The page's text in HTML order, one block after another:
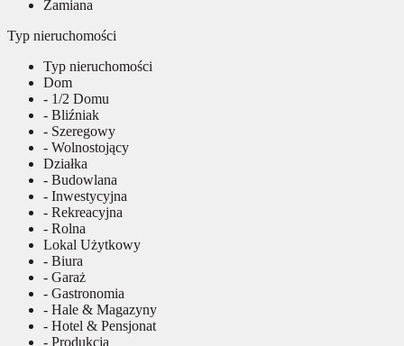
Zamiana
Typ nieruchomości
Typ nieruchomości
Dom
- 1/2 Domu
- Bliźniak
- Szeregowy
- Wolnostojący
Działka
- Budowlana
- Inwestycyjna
- Rekreacyjna
- Rolna
Lokal Użytkowy
- Biura
- Garaż
- Gastronomia
- Hale & Magazyny
- Hotel & Pensjonat
- Produkcja